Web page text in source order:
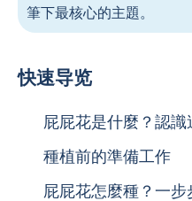
筆下最核心的主題。
快速导览
屁屁花是什麼？認
種植前的準備工作
屁屁花怎麼種？一步